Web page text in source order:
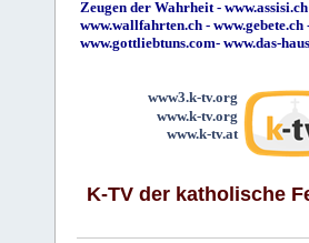
Zeugen der Wahrheit- www.assisi.ch
www.wallfahrten.ch - www.gebete.ch
www.gottliebtuns.com- www.das-
www3.k-tv.org
www.k-tv.org
www.k-tv.at
K-TV der katholische